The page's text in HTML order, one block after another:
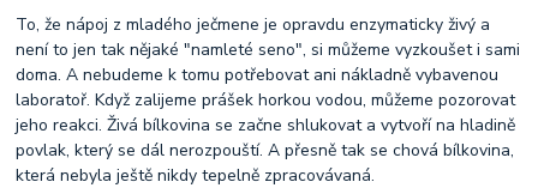
To, že nápoj z mladého ječmene je opravdu enzymaticky živý a
není to jen tak nějaké "namleté seno", si můžeme vyzkoušet i sami
doma. A nebudeme k tomu potřebovat ani nákladně vybavenou
laboratoř. Když zalijeme prášek horkou vodou, můžeme pozorovat
jeho reakci. Živá bílkovina se začne shlukovat a vytvoří na hladině
povlak, který se dál nerozpouští. A přesně tak se chová bílkovina,
která nebyla ještě nikdy tepelně zpracovávaná.